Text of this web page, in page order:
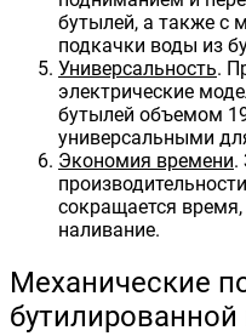
бутылей, а также
подкачки воды из
Универсальность.
электрические
бутылей объемом
универсальными
Экономия времени.
сокращается время,
наливание.
Механические